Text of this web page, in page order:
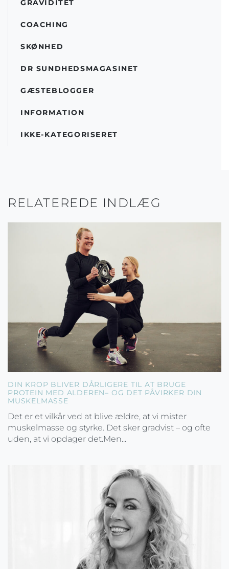
GRAVIDITET
COACHING
SKØNHED
DR SUNDHEDSMAGASINET
GÆSTEBLOGGER
INFORMATION
IKKE-KATEGORISERET
RELATEREDE INDLÆG
DIN KROP BLIVER DÅRLIGERE TIL AT BRUGE
PROTEIN MED ALDEREN– OG DET PÅVIRKER DIN
MUSKELMASSE
Det er et vilkår ved at blive ældre, at vi mister
muskelmasse og styrke. Det sker gradvist – og ofte
uden, at vi opdager det.Men...